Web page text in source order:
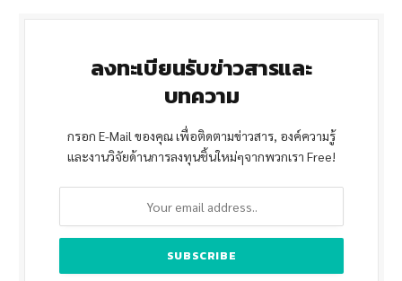
ลงทะเบียนรับข่าวสารและ
บทความ
กรอก E-Mail ของคุณ เพื่อติดตามข่าวสาร, องค์ความรู้
และงานวิจัยด้านการลงทุนชิ้นใหม่ๆจากพวกเรา Free!